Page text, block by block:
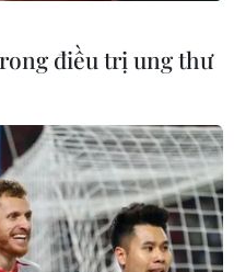
điều trị ung thư